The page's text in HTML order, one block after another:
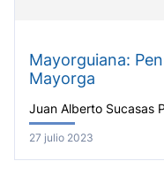
Mayorguiana:
Mayorga
Juan Alberto Sucasas
27 julio 2023